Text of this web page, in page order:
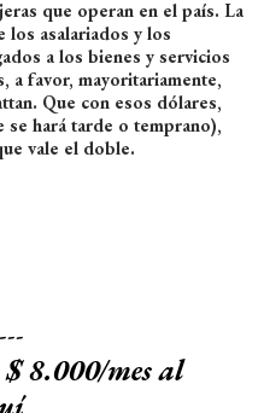
que operan en el país. La
los asalariados y los
a los bienes y servicios
a favor, mayoritariamente,
Que con esos dólares,
se hará tarde o temprano),
vale el doble.
8.000/mes al